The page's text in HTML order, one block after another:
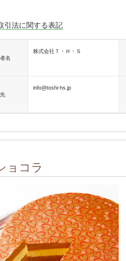
引法に関する表記
名
株式会社Ｔ・Ｈ・Ｓ
info@toshi-hs.jp
ョコラ